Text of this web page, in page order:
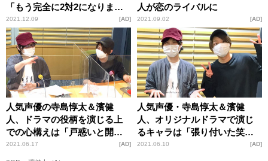
「もう完全に2対2になります
よね」
2021.12.09 AD
人が恋のライバルに
2021.09.02 AD
人気声優の寺島惇太＆濱健
人、ドラマの役柄を演じる上
での心構えは「戸惑いと開き
直り」
2021.06.17 AD
人気声優・寺島惇太＆濱健
人、オリジナルドラマで演じ
るキャラは「張り付いた笑
顔」と「空気を読まない系」
2021.06.10 AD